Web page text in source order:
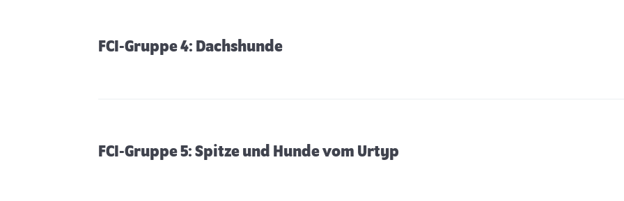
FCI-Gruppe 4: Dachshunde
FCI-Gruppe 5: Spitze und Hunde vom Urtyp